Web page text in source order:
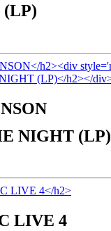
(LP)
NIGHT (LP)
LIVE 4